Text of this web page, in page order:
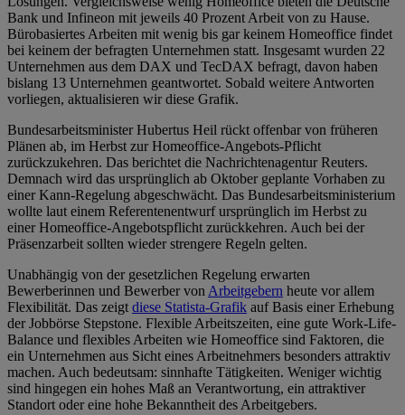
Bank und Infineon mit jeweils 40 Prozent Arbeit von zu Hause.
Bürobasiertes Arbeiten mit wenig bis gar keinem Homeoffice findet
bei keinem der befragten Unternehmen statt. Insgesamt wurden 22
Unternehmen aus dem DAX und TecDAX befragt, davon haben
bislang 13 Unternehmen geantwortet. Sobald weitere Antworten
vorliegen, aktualisieren wir diese Grafik.
Bundesarbeitsminister Hubertus Heil rückt offenbar von früheren
Plänen ab, im Herbst zur Homeoffice-Angebots-Pflicht
zurückzukehren. Das berichtet die Nachrichtenagentur Reuters.
Demnach wird das ursprünglich ab Oktober geplante Vorhaben zu
einer Kann-Regelung abgeschwächt. Das Bundesarbeitsministerium
wollte laut einem Referentenentwurf ursprünglich im Herbst zu
einer Homeoffice-Angebotspflicht zurückkehren. Auch bei der
Präsenzarbeit sollten wieder strengere Regeln gelten.
Unabhängig von der gesetzlichen Regelung erwarten
Bewerberinnen und Bewerber vonArbeitgebern heute vor allem
Flexibilität. Das zeigtdiese Statista-Grafik auf Basis einer Erhebung
der Jobbörse Stepstone. Flexible Arbeitszeiten, eine gute Work-Life-
Balance und flexibles Arbeiten wie Homeoffice sind Faktoren, die
ein Unternehmen aus Sicht eines Arbeitnehmers besonders attraktiv
machen. Auch bedeutsam: sinnhafte Tätigkeiten. Weniger wichtig
sind hingegen ein hohes Maß an Verantwortung, ein attraktiver
Standort oder eine hohe Bekanntheit des Arbeitgebers.